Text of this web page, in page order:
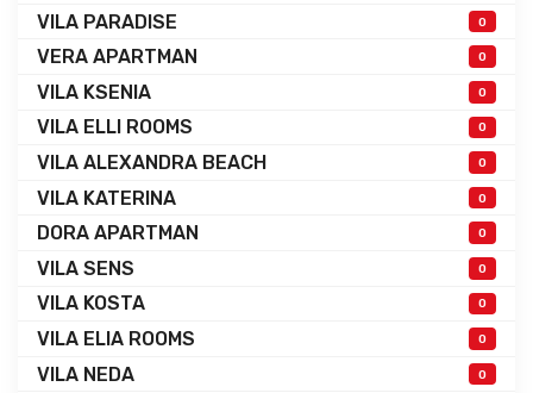
VILA PARADISE 0
VERA APARTMAN 0
VILA KSENIA 0
VILA ELLI ROOMS 0
VILA ALEXANDRA BEACH 0
VILA KATERINA 0
DORA APARTMAN 0
VILA SENS 0
VILA KOSTA 0
VILA ELIA ROOMS 0
VILA NEDA 0